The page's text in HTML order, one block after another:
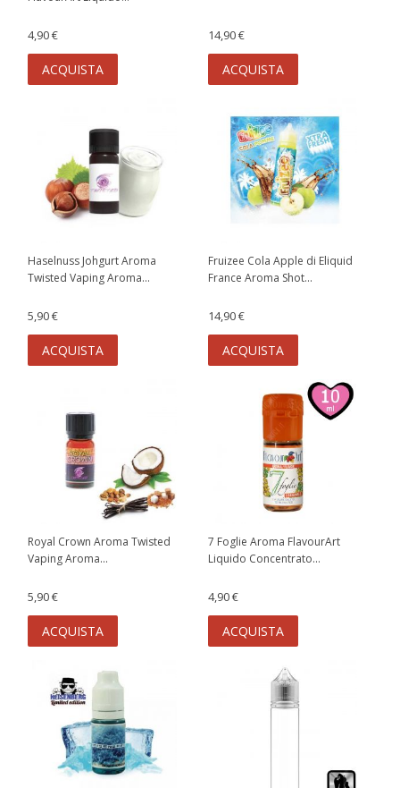
4,90 €
ACQUISTA
14,90 €
ACQUISTA
Haselnuss Johgurt Aroma
Twisted Vaping Aroma...
5,90 €
ACQUISTA
Fruizee Cola Apple di Eliquid
France Aroma Shot...
14,90 €
ACQUISTA
Royal Crown Aroma Twisted
Vaping Aroma...
5,90 €
ACQUISTA
7 Foglie Aroma FlavourArt
Liquido Concentrato...
4,90 €
ACQUISTA